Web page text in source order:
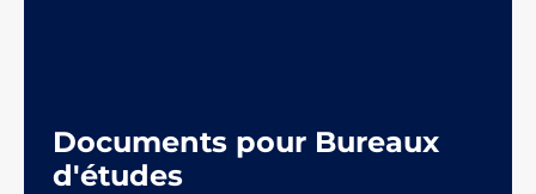
Documents pour Bureaux
d'études